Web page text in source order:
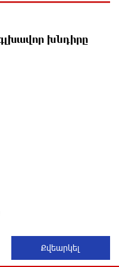
Լայպցիգը»
Յան Դիոմանդեի
16 ժամ առաջ
Մխիթարյան
Ավետիք Չալաբյան
Ամենայն Հայոց
խնդիրը